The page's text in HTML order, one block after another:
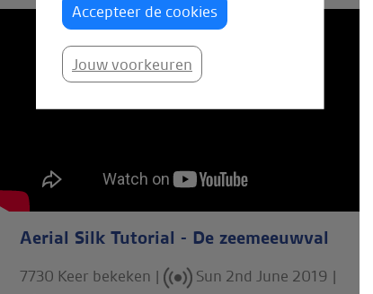
Accepteer de cookies
Jouw voorkeuren
Aerial Silk Tutorial - De zeemeeuwval
7730 Keer bekeken | Sun 2nd June 2019 |